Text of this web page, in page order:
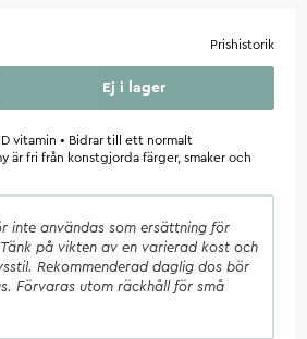
Prishistorik
Ej i lager
vitamin • Bidrar till ett normalt
är fri från konstgjorda färger, smaker och
inte användas som ersättning för
på vikten av en varierad kost och
Rekommenderad daglig dos bör
Förvaras utom räckhåll för små